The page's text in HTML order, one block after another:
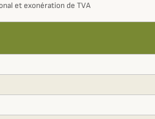
et exonération de TVA